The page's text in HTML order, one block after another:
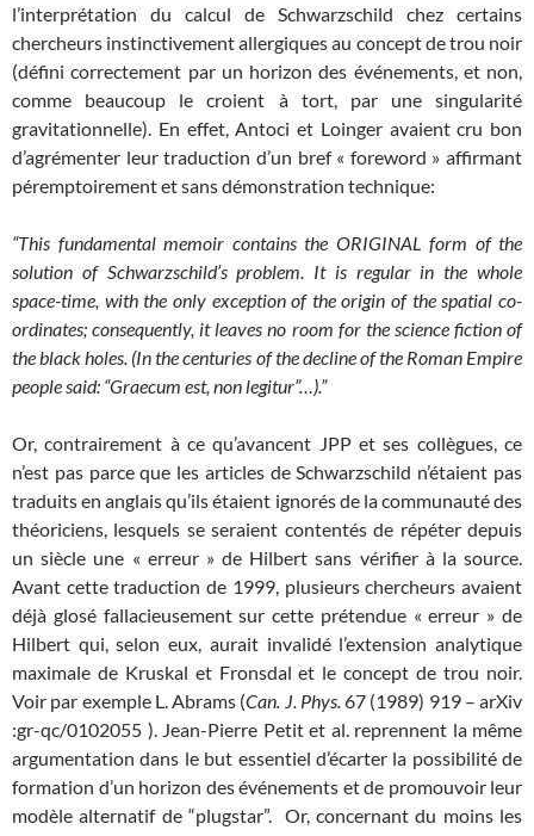
l’interprétation du calcul de Schwarzschild chez certains
chercheurs instinctivement allergiques au concept de trou noir
(défini correctement par un horizon des événements, et non,
comme beaucoup le croient à tort, par une singularité
gravitationnelle). En effet, Antoci et Loinger avaient cru bon
d’agrémenter leur traduction d’un bref « foreword » affirmant
péremptoirement et sans démonstration technique:
“This fundamental memoir contains the ORIGINAL form of the
solution of Schwarzschild’s problem. It is regular in the whole
space-time, with the only exception of the origin of the spatial co-
ordinates; consequently, it leaves no room for the science fiction of
the black holes. (In the centuries of the decline of the Roman Empire
people said: “Graecum est, non legitur”…).”
Or, contrairement à ce qu’avancent JPP et ses collègues, ce
n’est pas parce que les articles de Schwarzschild n’étaient pas
traduits en anglais qu’ils étaient ignorés de la communauté des
théoriciens, lesquels se seraient contentés de répéter depuis
un siècle une « erreur » de Hilbert sans vérifier à la source.
Avant cette traduction de 1999, plusieurs chercheurs avaient
déjà glosé fallacieusement sur cette prétendue « erreur » de
Hilbert qui, selon eux, aurait invalidé l’extension analytique
maximale de Kruskal et Fronsdal et le concept de trou noir.
Voir par exemple L. Abrams (Can. J. Phys. 67 (1989) 919 – arXiv
:gr-qc/0102055 ). Jean-Pierre Petit et al. reprennent la même
argumentation dans le but essentiel d’écarter la possibilité de
formation d’un horizon des événements et de promouvoir leur
modèle alternatif de “plugstar”. Or, concernant du moins les